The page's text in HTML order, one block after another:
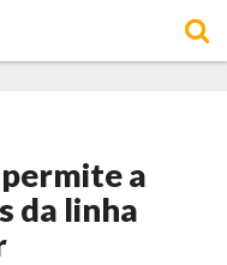
a
da linha